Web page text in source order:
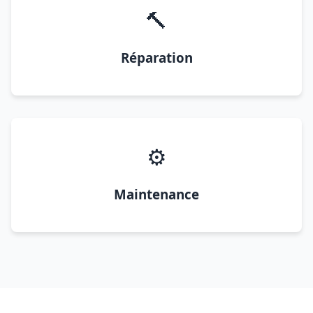
🔨
Réparation
⚙️
Maintenance